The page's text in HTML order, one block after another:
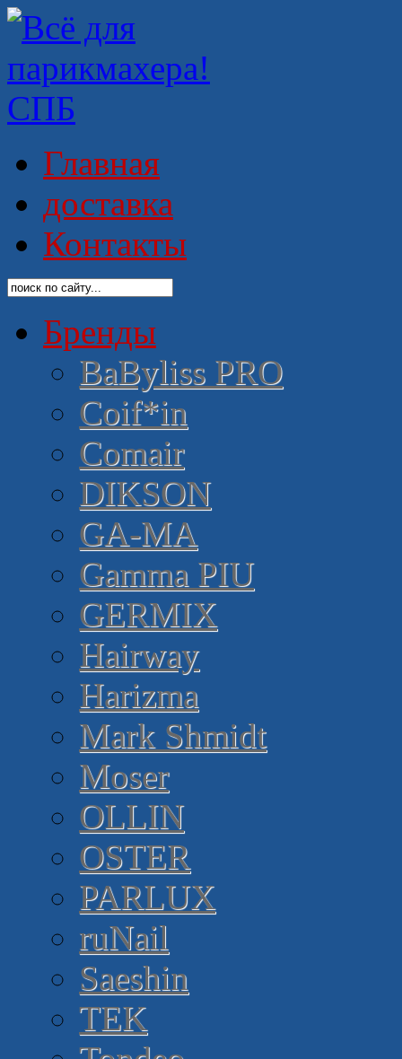
Главная
доставка
Контакты
Бренды
BaByliss PRO
Coif*in
Comair
DIKSON
GA-MA
Gamma PIU
GERMIX
Hairway
Harizma
Mark Shmidt
Moser
OLLIN
OSTER
PARLUX
ruNail
Saeshin
TEK